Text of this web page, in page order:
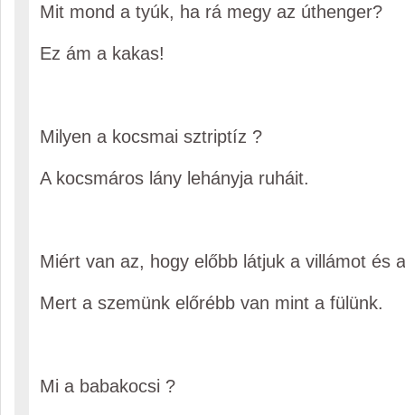
Mit mond a tyúk, ha rá megy az úthenger?
Ez ám a kakas!
Milyen a kocsmai sztriptíz ?
A kocsmáros lány lehányja ruháit.
Miért van az, hogy előbb látjuk a villámot és
Mert a szemünk előrébb van mint a fülünk.
Mi a babakocsi ?